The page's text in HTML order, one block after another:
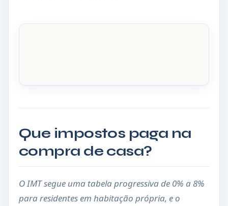
Que impostos paga na
compra de casa?
O IMT segue uma tabela progressiva de 0% a 8%
para residentes em habitação própria, e o